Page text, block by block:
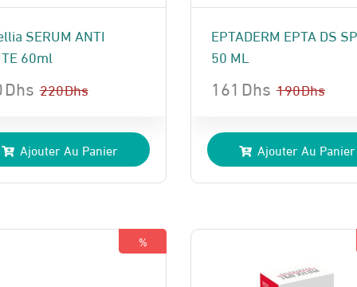
SERUM ANTI
60ml
220Dhs
:
Dhs
Ajouter Au Panier
EPTADERM EPTA DS
50 ML
190Dhs
prix
initial
était :
161Dhs
prix
actuel
est :
Ajouter Au Panier
%